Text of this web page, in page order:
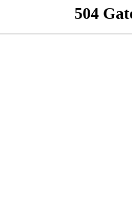
504